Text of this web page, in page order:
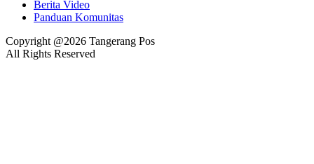
Berita Video
Panduan Komunitas
Copyright @2026 Tangerang Pos
All Rights Reserved